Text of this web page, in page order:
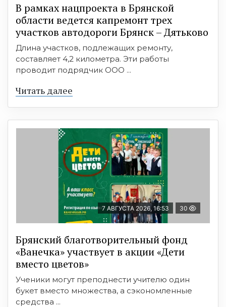
В рамках нацпроекта в Брянской
области ведется капремонт трех
участков автодороги Брянск – Дятьково
Длина участков, подлежащих ремонту,
составляет 4,2 километра. Эти работы
проводит подрядчик ООО ...
Читать далее
7 АВГУСТА 2026, 16:53 30
Брянский благотворительный фонд
«Ванечка» участвует в акции «Дети
вместо цветов»
Ученики могут преподнести учителю один
букет вместо множества, а сэкономленные
средства ...